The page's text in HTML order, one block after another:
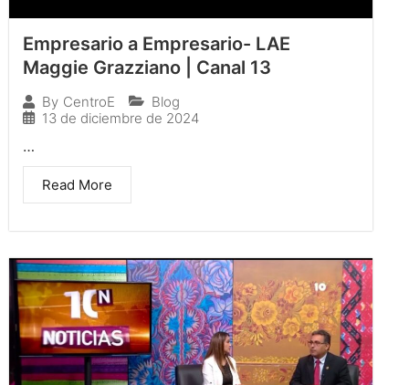
Empresario a Empresario- LAE
Maggie Grazziano | Canal 13
By CentroE
Blog
13 de diciembre de 2024
…
Read More